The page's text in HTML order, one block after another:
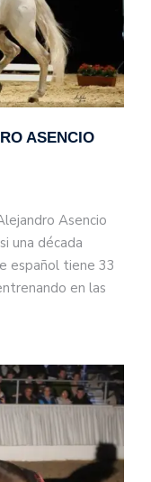
ASENCIO
Asencio
una década
español tiene 33
en las